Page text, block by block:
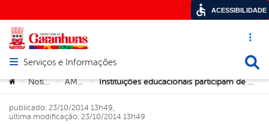
Acesso
Abrir menu principal de navegação
Serviços e Informações
Você está aqui:
> Notícias > AMSTT > Instituições educacionais participam de workshop sobre orientação de trânsito
publicado: 23/10/2014 13h49,
última modificação: 23/10/2014 13h49
ACESSIBILIDADE